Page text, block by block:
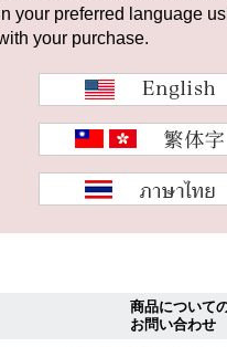
your preferred language
your purchase.
商品について
お問い合わせ